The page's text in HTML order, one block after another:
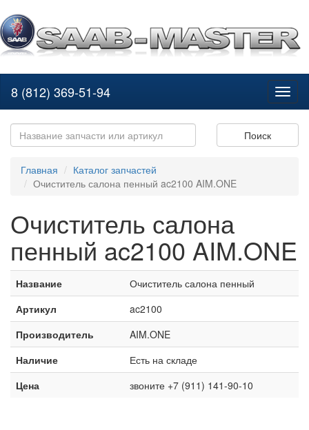
8 (812) 369-51-94
Поиск
Главная
Каталог запчастей
Очиститель салона пенный ac2100 AIM.ONE
Очиститель салона
пенный ac2100 AIM.ONE
Название
Очиститель салона пенный
Артикул
ac2100
Производитель
AIM.ONE
Наличие
Есть на складе
Цена
звоните +7 (911) 141-90-10